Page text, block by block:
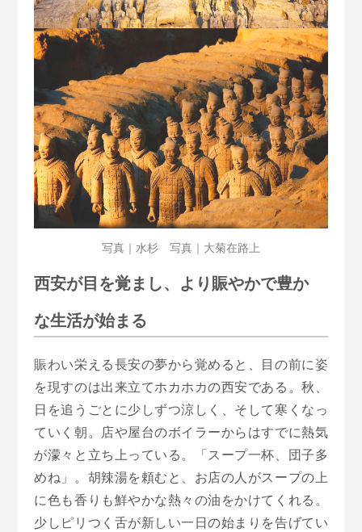
写真｜水杉 写真｜大菊在路上
西安が目を覚まし、より賑やかで豊か
な生活が始まる
賑わい栄える長安の夢から覚めると、目の前に姿
を現すのは出来立てホカホカの西安である。秋、
日を追うごとに少しずつ涼しく、そして寒くなっ
ていく朝。店や屋台のボイラーからはすでに熱気
が濛々と立ち上っている。「スープ一杯、団子多
めね」。胡辣湯を頼むと、お店の人がスープの上
に色も香りも鮮やかな熱々の油をかけてくれる。
少しピリつく舌が新しい一日の始まりを告げてい